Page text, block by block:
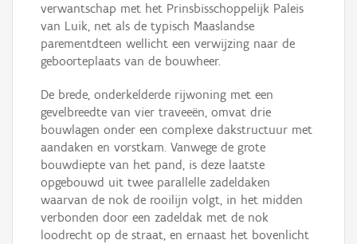
verwantschap met het Prinsbisschoppelijk Paleis
van Luik, net als de typisch Maaslandse
parementdteen wellicht een verwijzing naar de
geboorteplaats van de bouwheer.
De brede, onderkelderde rijwoning met een
gevelbreedte van vier traveeën, omvat drie
bouwlagen onder een complexe dakstructuur met
aandaken en vorstkam. Vanwege de grote
bouwdiepte van het pand, is deze laatste
opgebouwd uit twee parallelle zadeldaken
waarvan de nok de rooilijn volgt, in het midden
verbonden door een zadeldak met de nok
loodrecht op de straat, en ernaast het bovenlicht